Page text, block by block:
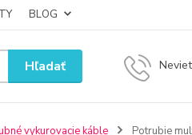
BLOG
Hľadať
vykurovacie káble Potrubie